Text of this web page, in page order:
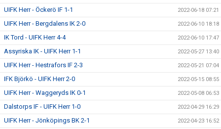
UIFK Herr - Öckerö IF 1-1 2022-06-18 07:21
UIFK Herr - Bergdalens IK 2-0 2022-06-10 18:18
IK Tord - UIFK Herr 4-4 2022-06-10 17:47
Assyriska IK - UIFK Herr 1-1 2022-05-27 13:40
UIFK Herr - Hestrafors IF 2-3 2022-05-21 07:04
IFK Björkö - UIFK Herr 2-0 2022-05-15 08:55
UIFK Herr - Waggeryds IK 0-1 2022-05-08 06:53
Dalstorps IF - UIFK Herr 1-0 2022-04-29 16:29
UIFK Herr - Jönköpings BK 2-1 2022-04-23 16:52